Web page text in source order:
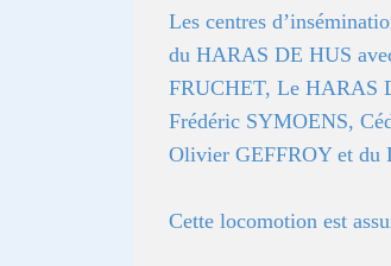
Les centres
du HARAS DE HUS
FRUCHET, Le HARAS
Frédéric SYMOENS,
Olivier GEFFROY et du
Cette locomotion est